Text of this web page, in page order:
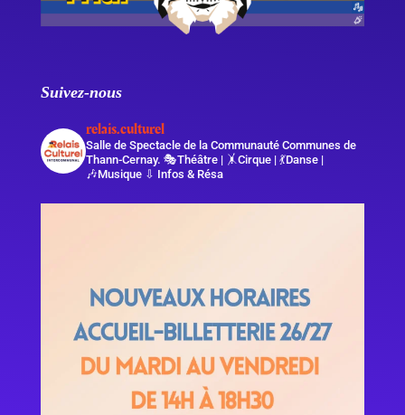
Suivez-nous
relais.culturel
Salle de Spectacle de la Communauté Communes de
Thann-Cernay. 🎭Théâtre | 🤸Cirque | 💃Danse |
🎶Musique⇩ Infos & Résa